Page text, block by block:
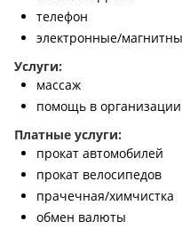
телефон
электронные/
Услуги:
массаж
помощь в
Платные услуги:
прокат автомобилей
прокат велосипедов
прачечная/химчистка
обмен валюты